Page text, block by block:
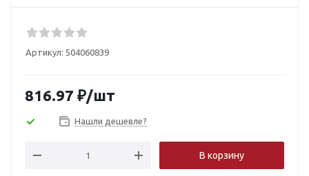
Артикул: 504060839
816.97 ₽/шт
Нашли дешевле?
В корзину